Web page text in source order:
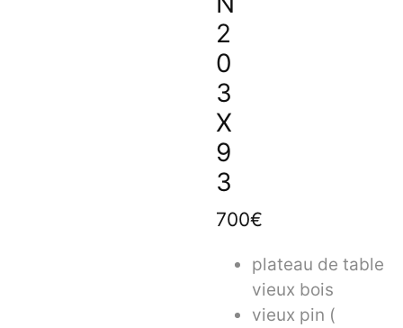
2
0
3
X
9
3
700€
plateau de table
vieux bois
vieux pin (